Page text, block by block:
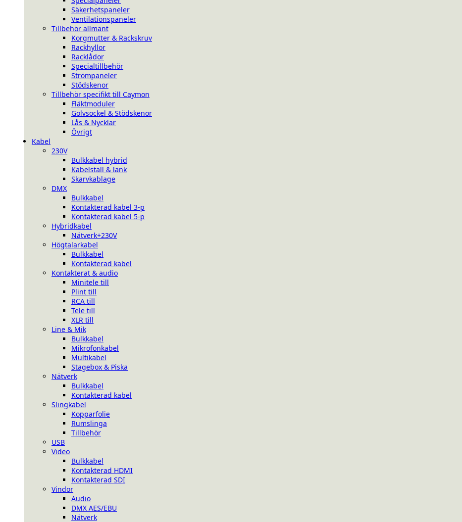
Säkerhetspaneler
Ventilationspaneler
Tillbehör allmänt
Korgmutter & Rackskruv
Rackhyllor
Racklådor
Specialtillbehör
Strömpaneler
Stödskenor
Tillbehör specifikt till Caymon
Fläktmoduler
Golvsockel & Stödskenor
Lås & Nycklar
Övrigt
Kabel
230V
Bulkkabel hybrid
Kabelställ & länk
Skarvkablage
DMX
Bulkkabel
Kontakterad kabel 3-p
Kontakterad kabel 5-p
Hybridkabel
Nätverk+230V
Högtalarkabel
Bulkkabel
Kontakterad kabel
Kontakterat & audio
Minitele till
Plint till
RCA till
Tele till
XLR till
Line & Mik
Bulkkabel
Mikrofonkabel
Multikabel
Stagebox & Piska
Nätverk
Bulkkabel
Kontakterad kabel
Slingkabel
Kopparfolie
Rumslinga
Tillbehör
USB
Video
Bulkkabel
Kontakterad HDMI
Kontakterad SDI
Vindor
Audio
DMX AES/EBU
Nätverk